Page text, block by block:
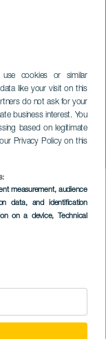
cookies or similar
like your visit on this
do not ask for your
business interest. You
based on legitimate
Privacy Policy on this
measurement, audience
data, and identification
on a device, Technical
sera: